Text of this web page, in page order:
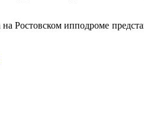
Ростовском ипподроме